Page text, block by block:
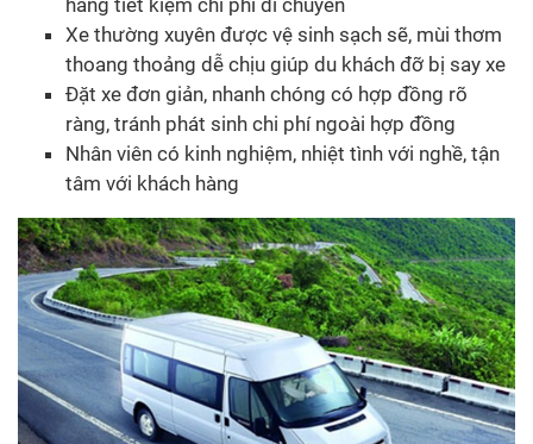
hàng tiết kiệm chi phí di chuyển
Xe thường xuyên được vệ sinh sạch sẽ, mùi thơm
thoang thoảng dễ chịu giúp du khách đỡ bị say xe
Đặt xe đơn giản, nhanh chóng có hợp đồng rõ
ràng, tránh phát sinh chi phí ngoài hợp đồng
Nhân viên có kinh nghiệm, nhiệt tình với nghề, tận
tâm với khách hàng